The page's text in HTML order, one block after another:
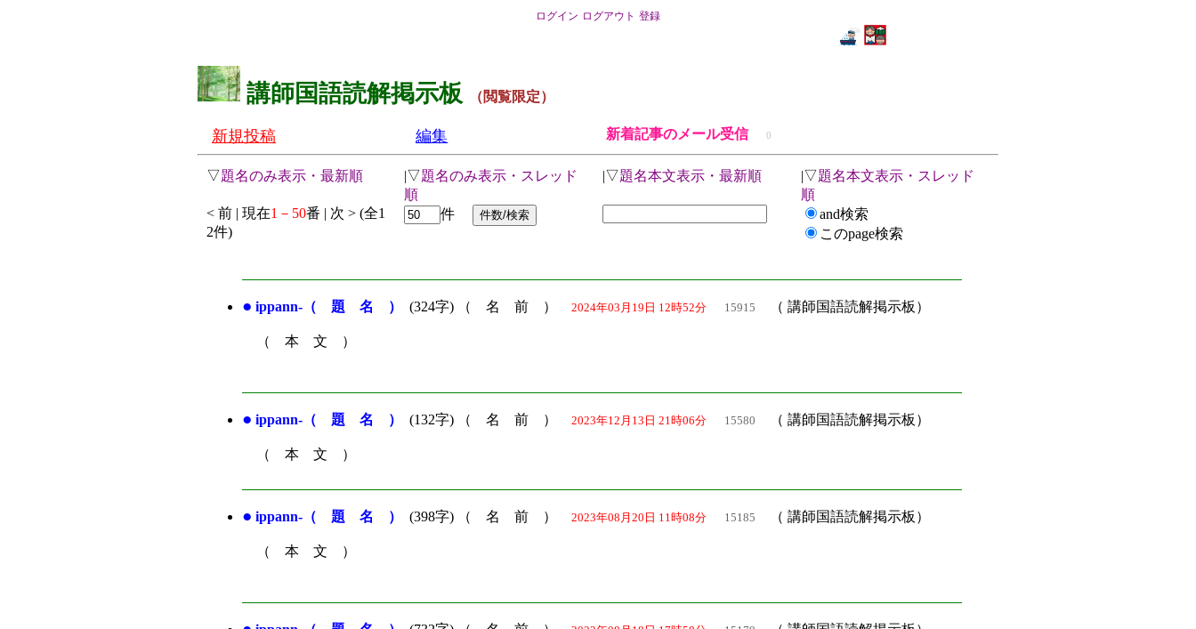
ログイン ログアウト 登録
講師国語読解掲示板 （閲覧限定）
新規投稿 編集 新着記事のメール受信 0
▽題名のみ表示・最新順 |▽題名のみ表示・スレッド
順
|▽題名本文表示・最新順 |▽題名本文表示・スレッド
順
< 前 | 現在1－50番 | 次 > (全1
2件)
件
and検索
このpage検索
● ippann-（ 題 名 ） (324字) （ 名 前 ） 2024年03月19日 12時52分 15915 （ 講師国語読解掲示板）
（ 本 文 ）
● ippann-（ 題 名 ） (132字) （ 名 前 ） 2023年12月13日 21時06分 15580 （ 講師国語読解掲示板）
（ 本 文 ）
● ippann-（ 題 名 ） (398字) （ 名 前 ） 2023年08月20日 11時08分 15185 （ 講師国語読解掲示板）
（ 本 文 ）